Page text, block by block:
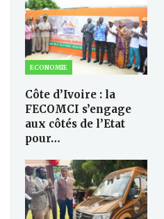
ECONOMIE
Côte d’Ivoire : la
FECOMCI s’engage
aux côtés de l’Etat
pour…